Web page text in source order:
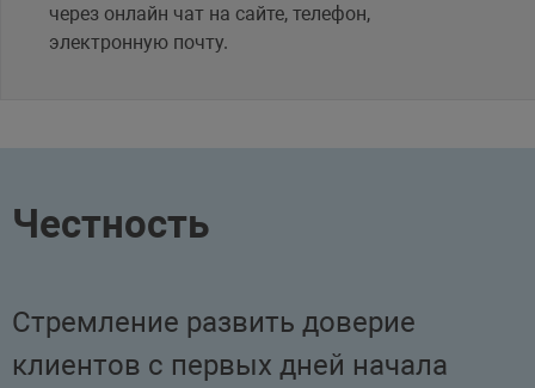
через онлайн чат на сайте, телефон,
электронную почту.
Честность
Стремление развить доверие
клиентов с первых дней начала